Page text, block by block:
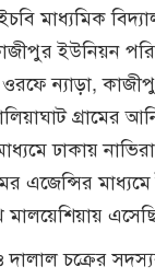
মাধ্যমিক
ইউনিয়ন
ন্যাড়া,
গ্রামের
ঢাকায়
এজেন্সির
মালয়েশিয়ায়
চক্রের